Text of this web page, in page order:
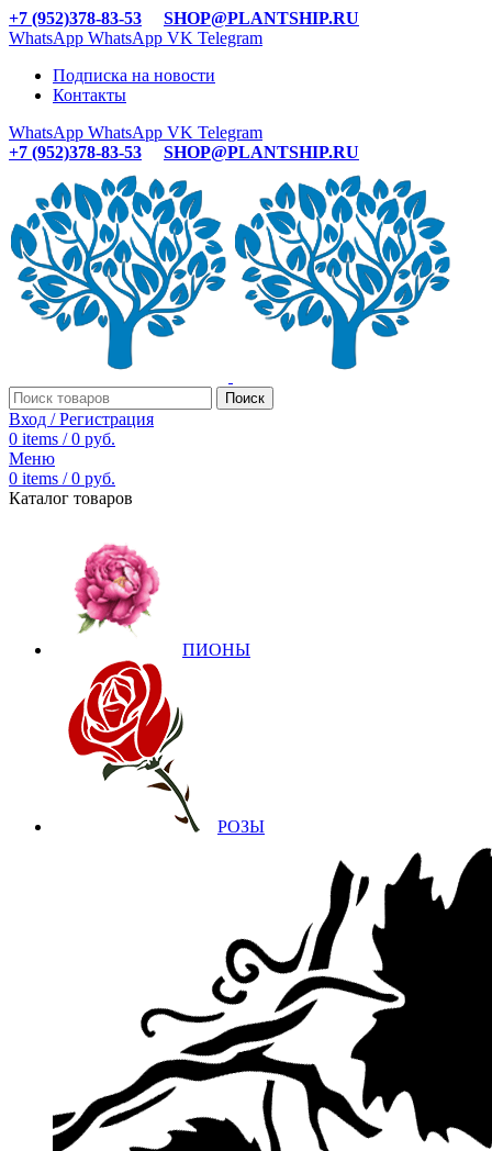
+7 (952)378-83-53
SHOP@PLANTSHIP.RU
WhatsApp WhatsApp VK Telegram
Подписка на новости
Контакты
WhatsApp WhatsApp VK Telegram
+7 (952)378-83-53
SHOP@PLANTSHIP.RU
Поиск
Вход / Регистрация
0 items / 0 руб.
Меню
0 items / 0 руб.
Каталог товаров
ПИОНЫ
РОЗЫ